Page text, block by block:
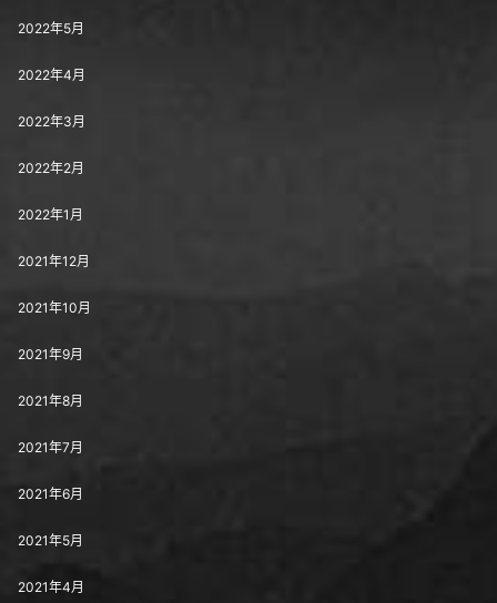
2022年5月
2022年4月
2022年3月
2022年2月
2022年1月
2021年12月
2021年10月
2021年9月
2021年8月
2021年7月
2021年6月
2021年5月
2021年4月